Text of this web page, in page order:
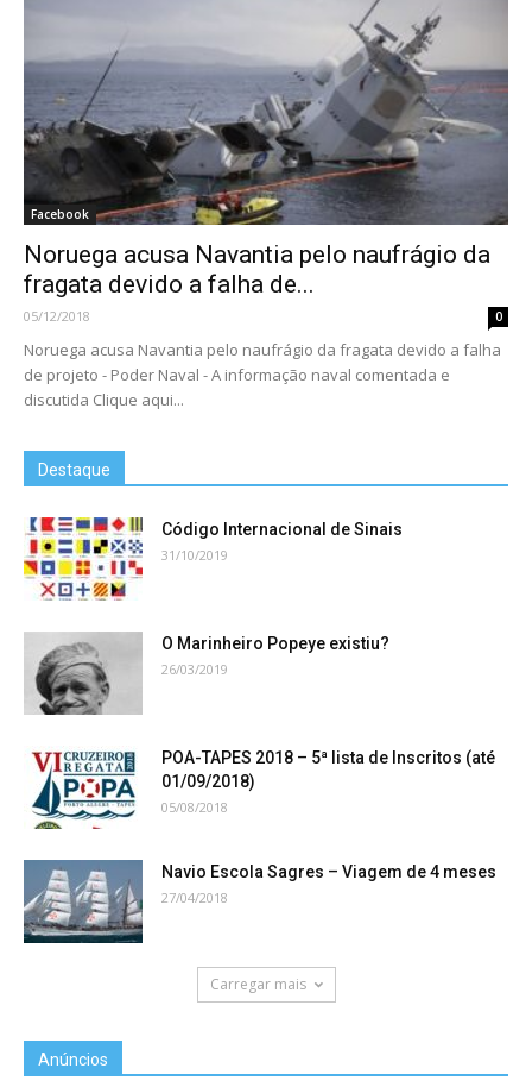
Facebook
Noruega acusa Navantia pelo naufrágio da
fragata devido a falha de...
05/12/2018 0
Noruega acusa Navantia pelo naufrágio da fragata devido a falha
de projeto - Poder Naval - A informação naval comentada e
discutida Clique aqui...
Destaque
Código Internacional de Sinais
31/10/2019
O Marinheiro Popeye existiu?
26/03/2019
POA-TAPES 2018 – 5ª lista de Inscritos (até
01/09/2018)
05/08/2018
Navio Escola Sagres – Viagem de 4 meses
27/04/2018
Carregar mais
Anúncios